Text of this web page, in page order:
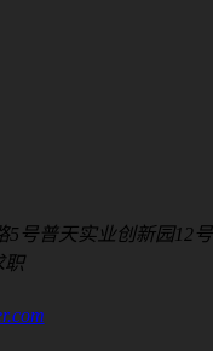
5号普天实业创新园12
职